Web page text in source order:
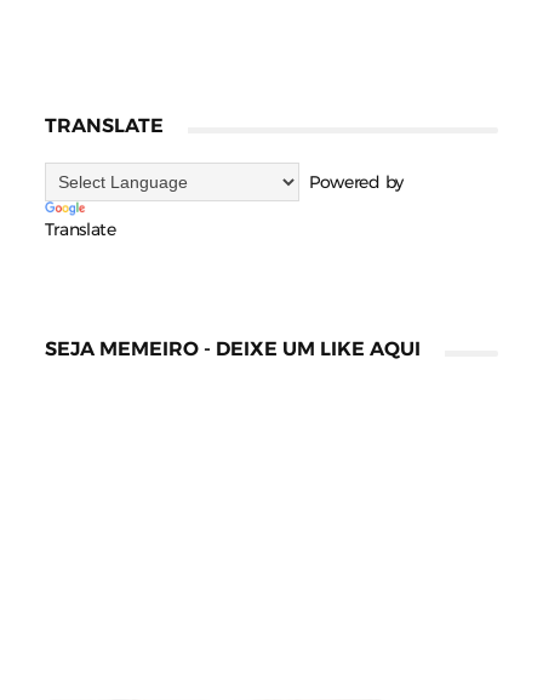
TRANSLATE
Powered by
Translate
SEJA MEMEIRO - DEIXE UM LIKE AQUI